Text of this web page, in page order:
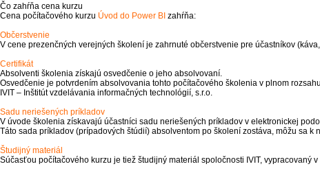
Čo zahŕňa cena kurzu
Cena počítačového kurzu Úvod do Power BI zahŕňa:
Občerstvenie
V cene prezenčných verejných školení je zahrnuté občerstvenie pre účastníkov
Certifikát
Absolventi školenia získajú osvedčenie o jeho absolvovaní.
Osvedčenie je potvrdením absolvovania tohto počítačového školenia v plnom
IVIT – Inštitút vzdelávania informačných technológií, s.r.o.
Sadu neriešených príkladov
V úvode školenia získavajú účastníci sadu neriešených príkladov v elektronickej
Táto sada príkladov (prípadových štúdií) absolventom po školení zostáva, môžu sa
Študijný materiál
Súčasťou počítačového kurzu je tiež študijný materiál spoločnosti IVIT, vypracovaný